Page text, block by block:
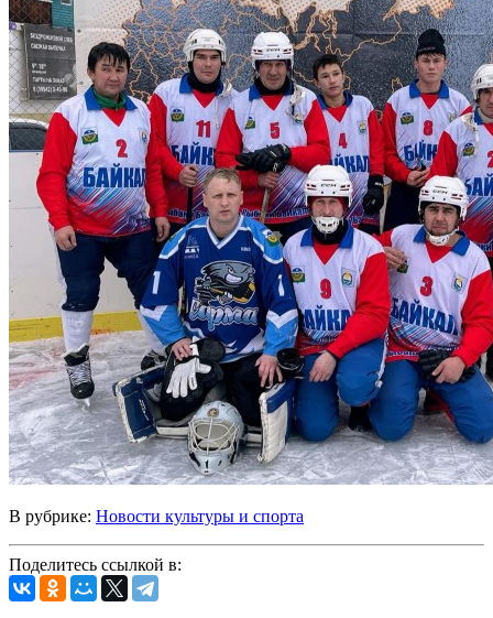
В рубрике: Новости культуры и спорта
Поделитесь ссылкой в: